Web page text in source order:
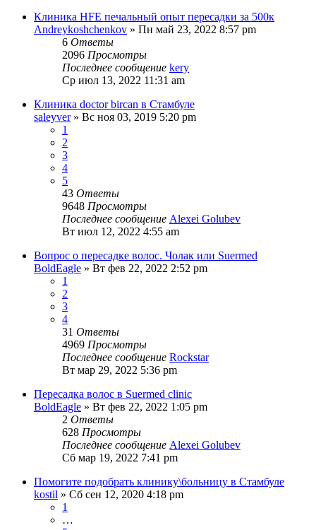
Клиника HFE печальный опыт пересадки за 500к
Andreykoshchenkov » Пн май 23, 2022 8:57 pm
6 Ответы
2096 Просмотры
Последнее сообщение kery
Ср июл 13, 2022 11:31 am
Клиника doctor bircan в Стамбуле
saleyver» Вс ноя 03, 2019 5:20 pm
1
2
3
4
5
43 Ответы
9648 Просмотры
Последнее сообщение Alexei Golubev
Вт июл 12, 2022 4:55 am
Вопрос о пересадке волос. Чолак или Suermed
BoldEagle » Вт фев 22, 2022 2:52 pm
1
2
3
4
31 Ответы
4969 Просмотры
Последнее сообщение Rockstar
Вт мар 29, 2022 5:36 pm
Пересадка волос в Suermed clinic
BoldEagle » Вт фев 22, 2022 1:05 pm
2 Ответы
628 Просмотры
Последнее сообщение Alexei Golubev
Сб мар 19, 2022 7:41 pm
Помогите подобрать клинику\больницу в Стамбуле
kostil » Сб сен 12, 2020 4:18 pm
1
…